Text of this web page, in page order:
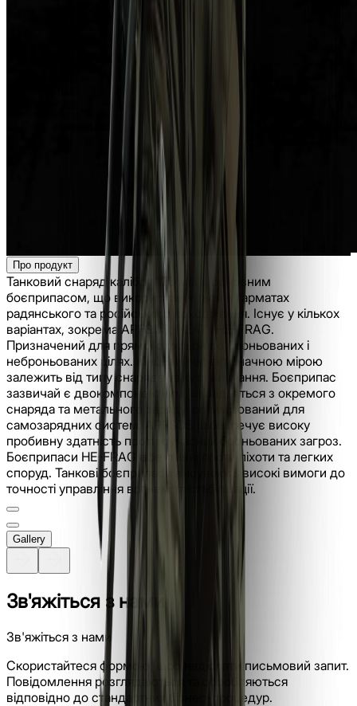
Про продукт
Танковий снаряд калібру 125 мм є основним
боєприпасом, що використовується в гарматах
радянського та російського походження. Існує у кількох
варіантах, зокрема APFSDS, HEAT і HE-FRAG.
Призначений для прямої стрільби по броньованих і
неброньованих цілях. Кінцевий ефект значною мірою
залежить від типу снаряда та кута влучання. Боєприпас
зазвичай є двокомпонентним, складається з окремого
снаряда та метального заряду, оптимізований для
самозарядних систем. APFSDS забезпечує високу
пробивну здатність проти сучасних броньованих загроз.
Боєприпаси HE-FRAG ефективні проти піхоти та легких
споруд. Танкові боєприпаси висувають високі вимоги до
точності управління вогнем та стабілізації.
Gallery
Зв'яжіться з нами
Зв'яжіться з нами
Скористайтеся формою, щоб надіслати письмовий запит.
Повідомлення розглядаються та обробляються
відповідно до стандартних бізнес-процедур.